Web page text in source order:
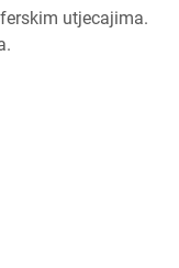
utjecajima.